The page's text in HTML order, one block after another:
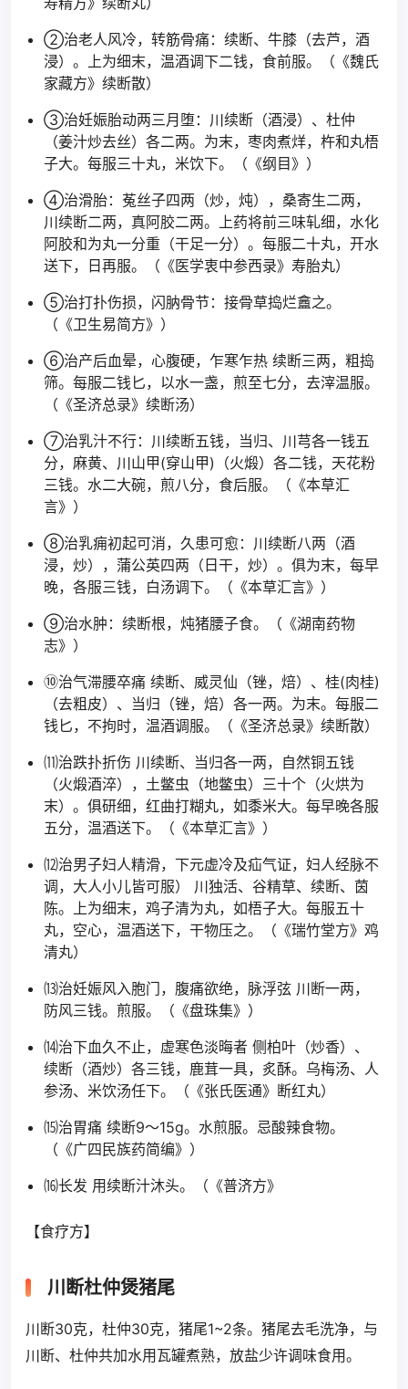
②治老人风冷，转筋骨痛：续断、牛膝（去芦，酒
浸）。上为细末，温酒调下二钱，食前服。（《魏氏
家藏方》续断散）
③治妊娠胎动两三月堕：川续断（酒浸）、杜仲
（姜汁炒去丝）各二两。为末，枣肉煮烊，杵和丸梧
子大。每服三十丸，米饮下。（《纲目》）
④治滑胎：菟丝子四两（炒，炖），桑寄生二两，
川续断二两，真阿胶二两。上药将前三味轧细，水化
阿胶和为丸一分重（干足一分）。每服二十丸，开水
送下，日再服。（《医学衷中参西录》寿胎丸）
⑤治打扑伤损，闪肭骨节：接骨草捣烂盫之。
（《卫生易简方》）
⑥治产后血晕，心腹硬，乍寒乍热 续断三两，粗捣
筛。每服二钱匕，以水一盏，煎至七分，去滓温服。
（《圣济总录》续断汤）
⑦治乳汁不行：川续断五钱，当归、川芎各一钱五
分，麻黄、川山甲(穿山甲)（火煅）各二钱，天花粉
三钱。水二大碗，煎八分，食后服。（《本草汇
言》）
⑧治乳痈初起可消，久患可愈：川续断八两（酒
浸，炒），蒲公英四两（日干，炒）。俱为末，每早
晚，各服三钱，白汤调下。（《本草汇言》）
⑨治水肿：续断根，炖猪腰子食。（《湖南药物
志》）
⑩治气滞腰卒痛 续断、威灵仙（锉，焙）、桂(肉桂)
（去粗皮）、当归（锉，焙）各一两。为末。每服二
钱匕，不拘时，温酒调服。（《圣济总录》续断散）
⑾治跌扑折伤 川续断、当归各一两，自然铜五钱
（火煅酒淬），土鳖虫（地鳖虫）三十个（火烘为
末）。俱研细，红曲打糊丸，如黍米大。每早晚各服
五分，温酒送下。（《本草汇言》）
⑿治男子妇人精滑，下元虚冷及疝气证，妇人经脉不
调，大人小儿皆可服） 川独活、谷精草、续断、茵
陈。上为细末，鸡子清为丸，如梧子大。每服五十
丸，空心，温酒送下，干物压之。（《瑞竹堂方》鸡
清丸）
⒀治妊娠风入胞门，腹痛欲绝，脉浮弦 川断一两，
防风三钱。煎服。（《盘珠集》）
⒁治下血久不止，虚寒色淡晦者 侧柏叶（炒香）、
续断（酒炒）各三钱，鹿茸一具，炙酥。乌梅汤、人
参汤、米饮汤任下。（《张氏医通》断红丸）
⒂治胃痛 续断9～15g。水煎服。忌酸辣食物。
（《广四民族药简编》）
⒃长发 用续断汁沐头。（《普济方》
【食疗方】
川断杜仲煲猪尾
川断30克，杜仲30克，猪尾1~2条。猪尾去毛洗净，与
川断、杜仲共加水用瓦罐煮熟，放盐少许调味食用。